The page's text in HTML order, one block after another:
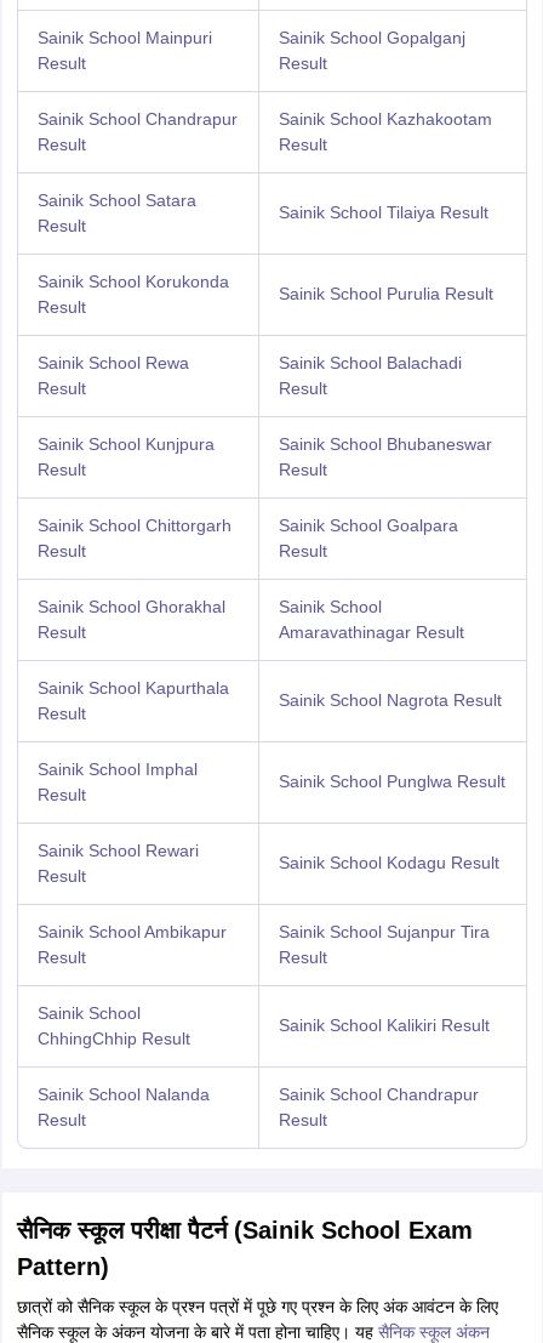
Sainik School Mainpuri
Result
Sainik School Gopalganj
Result
Sainik School Chandrapur
Result
Sainik School Kazhakootam
Result
Sainik School Satara
Result
Sainik School Tilaiya Result
Sainik School Korukonda
Result
Sainik School Purulia Result
Sainik School Rewa
Result
Sainik School Balachadi
Result
Sainik School Kunjpura
Result
Sainik School Bhubaneswar
Result
Sainik School Chittorgarh
Result
Sainik School Goalpara
Result
Sainik School Ghorakhal
Result
Sainik School
Amaravathinagar Result
Sainik School Kapurthala
Result
Sainik School Nagrota Result
Sainik School Imphal
Result
Sainik School Punglwa Result
Sainik School Rewari
Result
Sainik School Kodagu Result
Sainik School Ambikapur
Result
Sainik School Sujanpur Tira
Result
Sainik School
ChhingChhip Result
Sainik School Kalikiri Result
Sainik School Nalanda
Result
Sainik School Chandrapur
Result
सैनिक स्कूल परीक्षा पैटर्न (Sainik School Exam
Pattern)
छात्रों को सैनिक स्कूल के प्रश्न पत्रों में पूछे गए प्रश्न के लिए अंक आवंटन के लिए
सैनिक स्कूल के अंकन योजना के बारे में पता होना चाहिए। यह सैनिक स्कूल अंकन